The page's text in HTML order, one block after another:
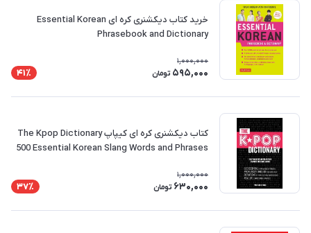
خرید کتاب دیکشنری کره ای Essential Korean
Phrasebook and Dictionary
1,000,000
595,000 تومان 41٪
کتاب دیکشنری کره ای کیپاپ The Kpop Dictionary
500 Essential Korean Slang Words and Phrases
1,000,000
630,000 تومان 37٪